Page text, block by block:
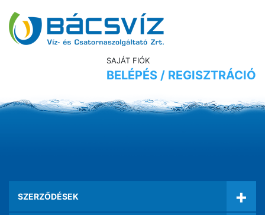
SAJÁT FIÓK
BELÉPÉS / REGISZTRÁCIÓ
SZERZŐDÉSEK +